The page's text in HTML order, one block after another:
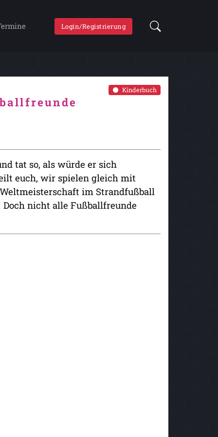
Login/Registrierung
Kinderbuch
tat so, als würde er sich
euch, wir spielen gleich mit
im Strandfußball
nicht alle Fußballfreunde